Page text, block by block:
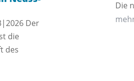
Der
die
des
Die